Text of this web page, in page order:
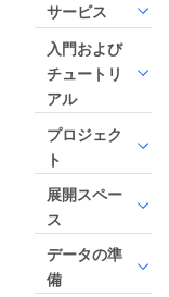
サービス
入門および
チュートリ
アル
プロジェク
ト
展開スペー
ス
データの準
備